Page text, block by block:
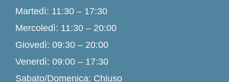
Martedì: 11:30 – 17:30
Mercoledì: 11:30 – 20:00
Giovedì: 09:30 – 20:00
Venerdì: 09:00 – 17:30
Sabato/Domenica: Chiuso